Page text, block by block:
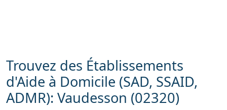
Trouvez des Établissements
d'Aide à Domicile (SAD, SSAID,
ADMR): Vaudesson (02320)